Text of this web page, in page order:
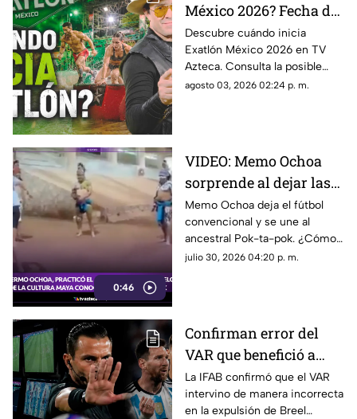
México 2026? Fecha de
estreno, ATLETAS
confirmados y todo
sobre la nueva
temporada
Descubre cuándo inicia
Exatlón México 2026 en TV
Azteca. Consulta la posible
fecha de estreno, horarios,
agosto 03, 2026 02:24 p. m.
0:46
VIDEO: Memo Ochoa
sorprende al dejar las
canchas para jugar al
ancestral Pok-ta-pok
maya
Memo Ochoa deja el fútbol
convencional y se une al
ancestral Pok-ta-pok. ¿Cómo
le fue en esta disciplina
julio 30, 2026 04:20 p. m.
Confirman error del
VAR que benefició a
Argentina: IFAB aclara
la faltas y tarjetas
La IFAB confirmó que el VAR
intervino de manera incorrecta
en la expulsión de Breel